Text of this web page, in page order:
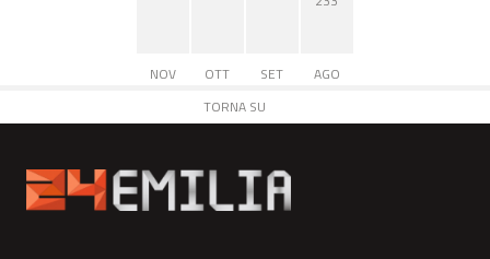
NOV OTT SET
AGO
TORNA SU